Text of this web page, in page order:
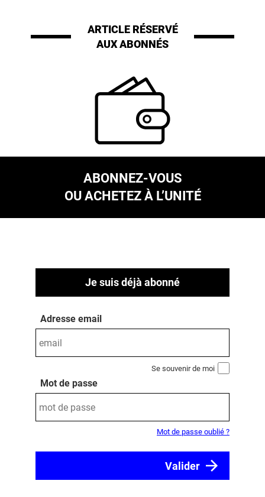
ARTICLE RÉSERVÉ
AUX ABONNÉS
ABONNEZ-VOUS
OU ACHETEZ À L’UNITÉ
Je suis déjà abonné
Adresse email
Se souvenir de moi
Mot de passe
Mot de passe oublié ?